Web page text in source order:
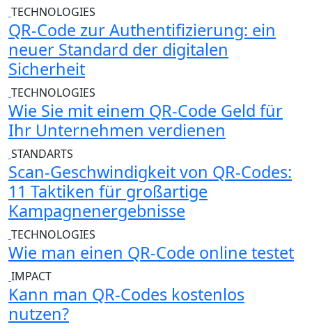
TECHNOLOGIES
QR-Code zur Authentifizierung: ein
neuer Standard der digitalen
Sicherheit
TECHNOLOGIES
Wie Sie mit einem QR-Code Geld für
Ihr Unternehmen verdienen
STANDARTS
Scan-Geschwindigkeit von QR-Codes:
11 Taktiken für großartige
Kampagnenergebnisse
TECHNOLOGIES
Wie man einen QR-Code online testet
IMPACT
Kann man QR-Codes kostenlos
nutzen?